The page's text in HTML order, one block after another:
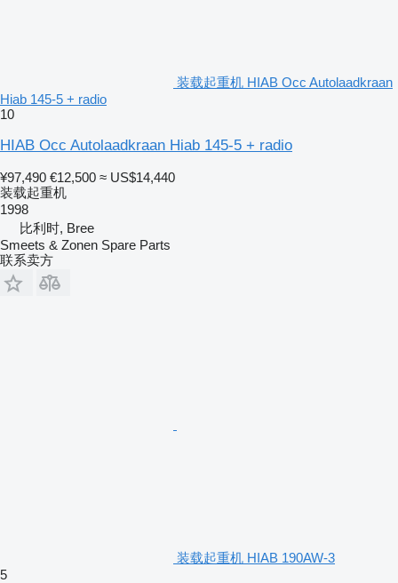
装载起重机 HIAB Occ Autolaadkraan
Hiab 145-5 + radio
10
HIAB Occ Autolaadkraan Hiab 145-5 + radio
¥97,490 €12,500 ≈ US$14,440
装载起重机
1998
比利时, Bree
Smeets & Zonen Spare Parts
联系卖方
装载起重机 HIAB 190AW-3
5